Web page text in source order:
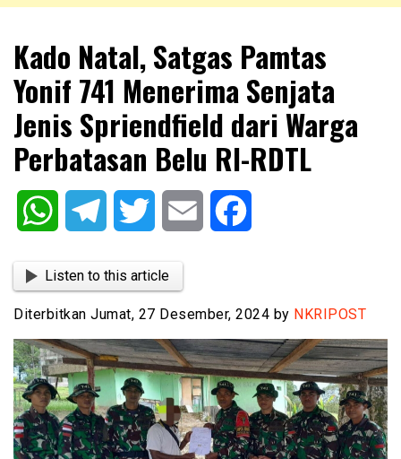
NKRIPOST
Kado Natal, Satgas Pamtas
Yonif 741 Menerima Senjata
Jenis Spriendfield dari Warga
Perbatasan Belu RI-RDTL
WhatsAppTelegram Twitter Email
Listen to this article
Diterbitkan Jumat, 27 Desember, 2024 by NKRIPOST